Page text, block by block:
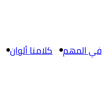
في المهم كلامنا ألوان